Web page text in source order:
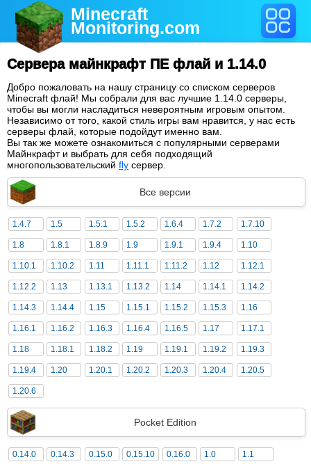
Minecraft
Monitoring.com
Сервера майнкрафт ПЕ флай и 1.14.0
Добро пожаловать на нашу страницу со списком серверов
Minecraft флай! Мы собрали для вас лучшие 1.14.0 серверы,
чтобы вы могли насладиться невероятным игровым опытом.
Независимо от того, какой стиль игры вам нравится, у нас есть
серверы флай, которые подойдут именно вам.
Вы так же можете ознакомиться с популярными серверами
Майнкрафт и выбрать для себя подходящий
многопользовательский fly сервер.
Все версии
1.4.7 1.5 1.5.1 1.5.2 1.6.4 1.7.2 1.7.10
1.8 1.8.1 1.8.9 1.9 1.9.1 1.9.4 1.10
1.10.1 1.10.2 1.11 1.11.1 1.11.2 1.12 1.12.1
1.12.2 1.13 1.13.1 1.13.2 1.14 1.14.1 1.14.2
1.14.3 1.14.4 1.15 1.15.1 1.15.2 1.15.3 1.16
1.16.1 1.16.2 1.16.3 1.16.4 1.16.5 1.17 1.17.1
1.18 1.18.1 1.18.2 1.19 1.19.1 1.19.2 1.19.3
1.19.4 1.20 1.20.1 1.20.2 1.20.3 1.20.4 1.20.5
1.20.6
Pocket Edition
0.14.0 0.14.3 0.15.0 0.15.10 0.16.0 1.0 1.1